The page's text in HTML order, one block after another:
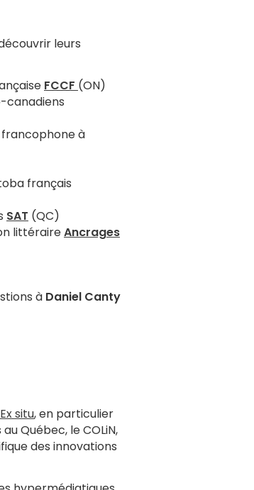
leurs
FCCF (ON)
canadiens
à
français
SAT (QC)
littéraireAncrages
à Daniel Canty
situ, en particulier
Québec, le COLiN,
des innovations